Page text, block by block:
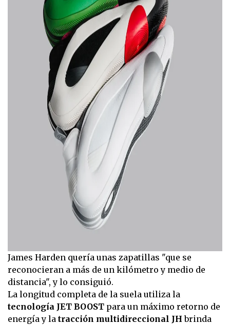
James Harden quería unas zapatillas "que se
reconocieran a más de un kilómetro y medio de
distancia", y lo consiguió.
La longitud completa de la suela utiliza la
tecnología JET BOOST para un máximo retorno de
energía y la tracción multidireccional JH brinda